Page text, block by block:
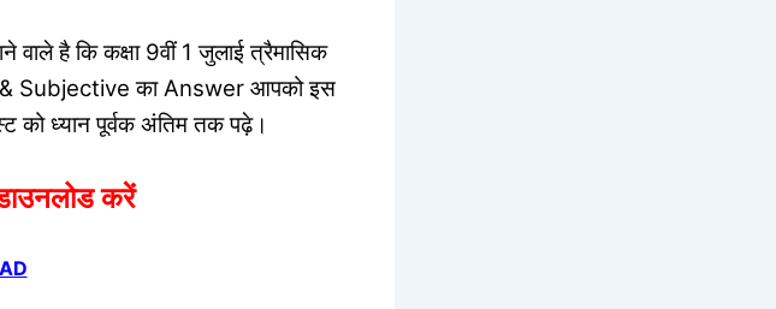
है कि कक्षा 9वीं 1 जुलाई त्रैमासिक
& Subjective का Answer आपको इस
को ध्यान पूर्वक अंतिम तक पढ़े।
करें